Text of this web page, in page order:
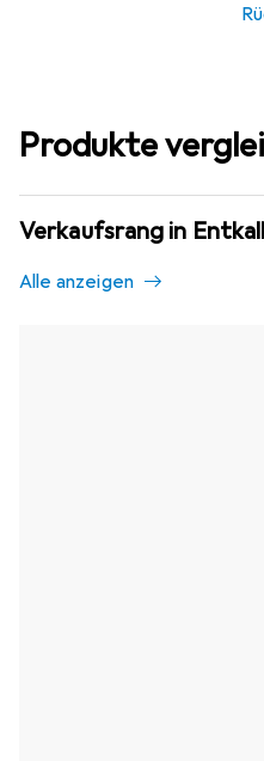
Produkte
Verkaufsrang in
Alle anzeigen